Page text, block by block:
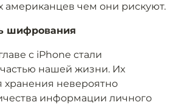
американцев чем они рискуют.
шифрования
с iPhone стали
нашей жизни. Их
хранения невероятно
информации личного